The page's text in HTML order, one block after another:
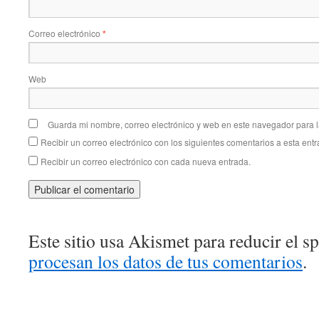
Correo electrónico *
Web
Guarda mi nombre, correo electrónico y web en este navegador para
Recibir un correo electrónico con los siguientes comentarios a esta
Recibir un correo electrónico con cada nueva entrada.
Este sitio usa Akismet para reducir el
procesan los datos de tus comentarios.